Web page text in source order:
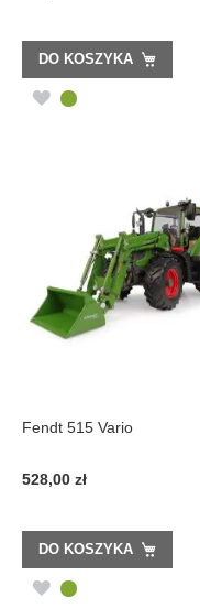
DO KOSZYKA
DODAJ
Fendt 515 Vario
528,00 zł
DO KOSZYKA
DODAJ